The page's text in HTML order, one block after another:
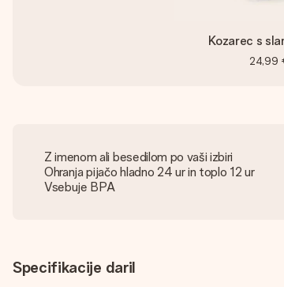
Kozarec s
24,99
Z imenom ali besedilom po vaši izbiri
Ohranja pijačo hladno 24 ur in toplo 12 ur
Vsebuje BPA
Specifikacije daril